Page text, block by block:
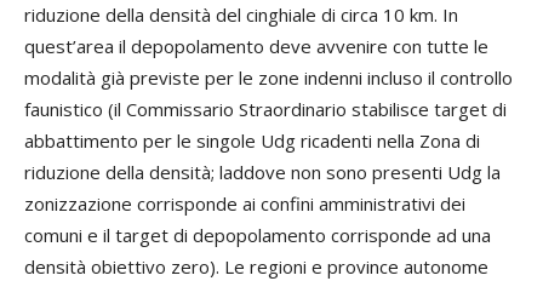
riduzione della densità del cinghiale di circa 10 km. In
quest’area il depopolamento deve avvenire con tutte le
modalità già previste per le zone indenni incluso il controllo
faunistico (il Commissario Straordinario stabilisce target di
abbattimento per le singole Udg ricadenti nella Zona di
riduzione della densità; laddove non sono presenti Udg la
zonizzazione corrisponde ai confini amministrativi dei
comuni e il target di depopolamento corrisponde ad una
densità obiettivo zero). Le regioni e province autonome